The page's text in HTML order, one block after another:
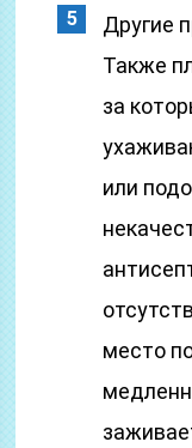
Другие
Также
за
или
место